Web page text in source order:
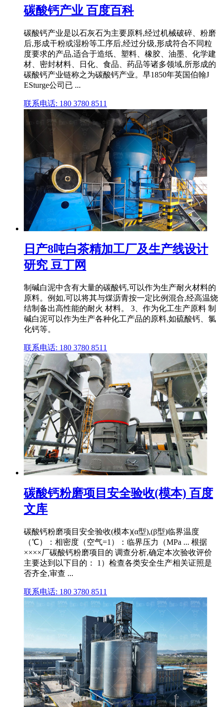
碳酸钙产业 百度百科
碳酸钙产业是以石灰石为主要原料,经过机械破碎、粉磨
后,形成干粉或湿粉等工序后,经过分级,形成符合不同粒
度要求的产品,适合于造纸、塑料、橡胶、油墨、化学建
材、密封材料、日化、食品、药品等诸多领域,所形成的
碳酸钙产业链称之为碳酸钙产业。早1850年英国伯翰J
ESturge公司已 ...
联系电话: 180 3780 8511
日产8吨白茶精加工厂及生产线设计
研究 豆丁网
制碱白泥中含有大量的碳酸钙,可以作为生产耐火材料的
原料。例如,可以将其与煤沥青按一定比例混合,经高温烧
结制备出高性能的耐火 材料。 3、作为化工生产原料 制
碱白泥可以作为生产各种化工产品的原料,如硫酸钙、氯
化钙等。
联系电话: 180 3780 8511
碳酸钙粉磨项目安全验收(模本) 百度
文库
碳酸钙粉磨项目安全验收(模本)(α型),(β型)临界温度
（℃）：相密度（空气=1）：临界压力（MPa ... 根据
××××厂碳酸钙粉磨项目的 调查分析,确定本次验收评价
主要达到以下目的： 1）检查各类安全生产相关证照是
否齐全,审查 ...
联系电话: 180 3780 8511